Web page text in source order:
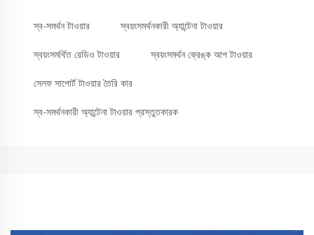
স্ব-সমর্থন টাওয়ার স্বয়ংসমর্থনকারী অ্যান্টেনা টাওয়ার
স্বয়ংসমর্থিত রেডিও টাওয়ার স্বয়ংসমর্থন ক্রেঙ্ক আপ টাওয়ার
সেলফ সাপোর্ট টাওয়ার তৈরি কার
স্ব-সমর্থনকারী অ্যান্টেনা টাওয়ার প্রস্তুতকারক